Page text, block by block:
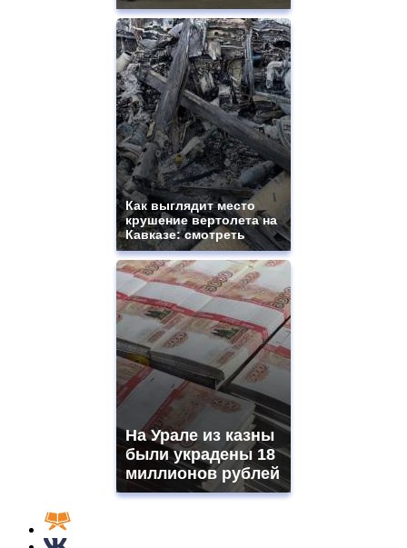
Как выглядит место
крушение вертолета на
Кавказе: смотреть
На Урале из казны
были украдены 18
миллионов рублей